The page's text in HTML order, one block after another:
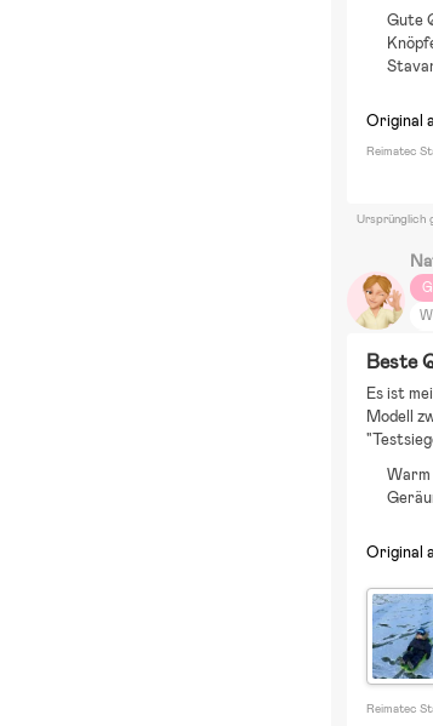
Gute
Original
Reimatec
Ursprünglich
Beste
Es ist
Modell
Warm
Original
Reimatec